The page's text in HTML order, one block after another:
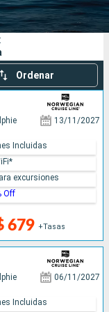
Compañías
Ordenar
13/11/2027
679 +Tasas
Incluidas
excursiones
Off
06/11/2027
Incluidas